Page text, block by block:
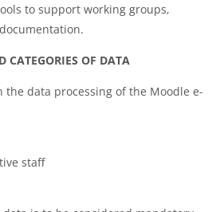
to support working groups,
CATEGORIES OF DATA
data processing of the Moodle e-
staff